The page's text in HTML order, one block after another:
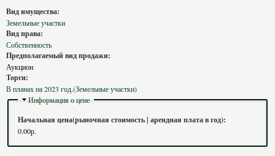
Вид имущества:
Земельные участки
Вид права:
Собственность
Предполагаемый вид продажи:
Аукцион
Торги:
В планах на 2023 год.(Земельные участки)
Скрыть
Информация о цене
Начальная цена(рыночная стоимость | арендная плата в год):
0.00р.